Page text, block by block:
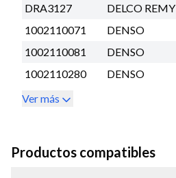
DRA3127
DELCO REMY
1002110071
DENSO
1002110081
DENSO
1002110280
DENSO
Ver más
Productos compatibles